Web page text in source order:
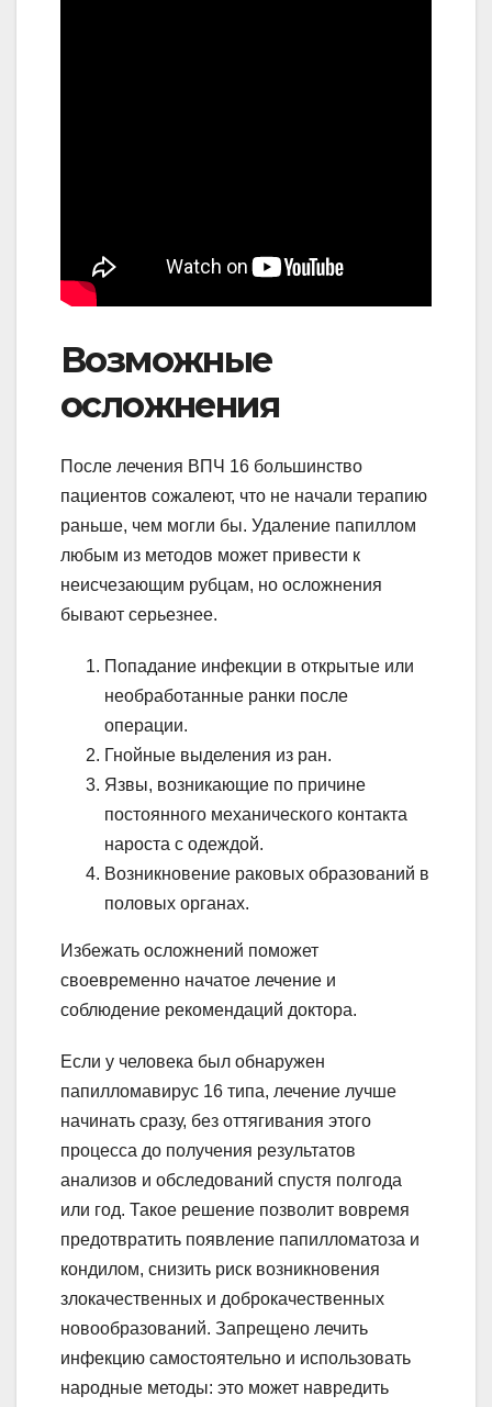
Возможные
осложнения
После лечения ВПЧ 16 большинство
пациентов сожалеют, что не начали терапию
раньше, чем могли бы. Удаление папиллом
любым из методов может привести к
неисчезающим рубцам, но осложнения
бывают серьезнее.
Попадание инфекции в открытые или
необработанные ранки после
операции.
Гнойные выделения из ран.
Язвы, возникающие по причине
постоянного механического контакта
нароста с одеждой.
Возникновение раковых образований в
половых органах.
Избежать осложнений поможет
своевременно начатое лечение и
соблюдение рекомендаций доктора.
Если у человека был обнаружен
папилломавирус 16 типа, лечение лучше
начинать сразу, без оттягивания этого
процесса до получения результатов
анализов и обследований спустя полгода
или год. Такое решение позволит вовремя
предотвратить появление папилломатоза и
кондилом, снизить риск возникновения
злокачественных и доброкачественных
новообразований. Запрещено лечить
инфекцию самостоятельно и использовать
народные методы: это может навредить